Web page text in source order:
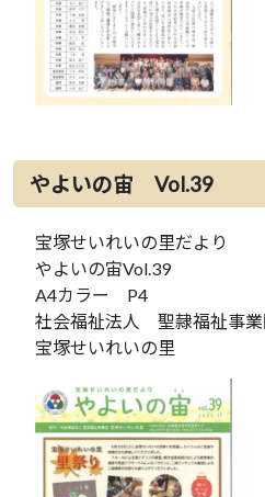
やよいの宙 Vol.39
宝塚せいれいの里だより
やよいの宙Vol.39
A4カラー P4
社会福祉法人 聖隷福祉事業
宝塚せいれいの里